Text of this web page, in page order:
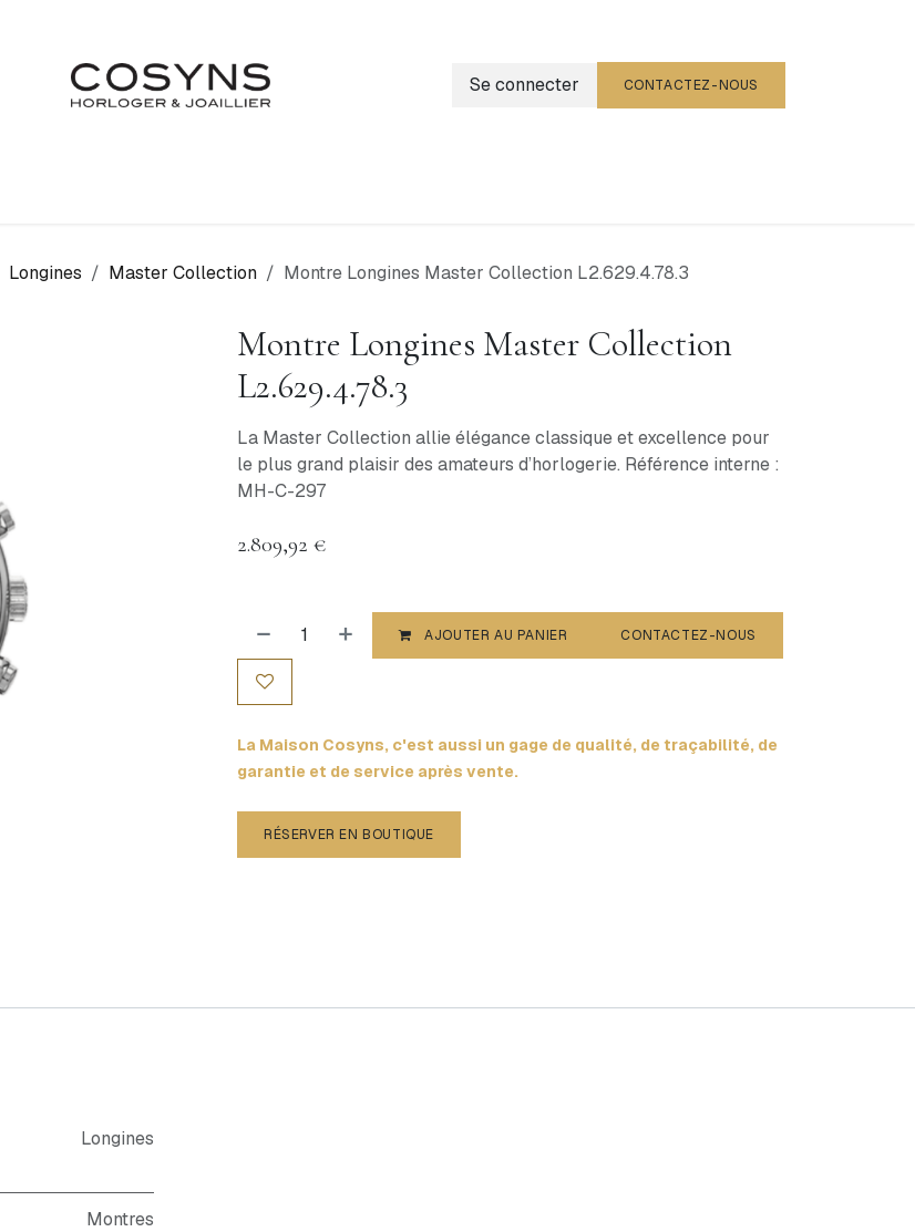
Se connecter CONTACTEZ-NOUS
Longines Master Collection Montre Longines Master Collection L2.629.4.78.3
Montre Longines Master Collection
L2.629.4.78.3
La Master Collection allie élégance classique et excellence pour
le plus grand plaisir des amateurs d’horlogerie. Référence interne :
MH-C-297
2.809,92 €
AJOUTER AU PANIER CONTACTEZ-NOUS
La Maison Cosyns, c'est aussi un gage de qualité, de traçabilité, de
garantie et de service après vente.
RÉSERVER EN BOUTIQUE
Longines
Montres